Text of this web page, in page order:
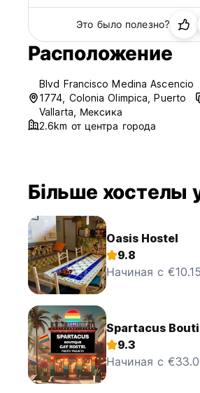
Это было полезно?
Расположение
Blvd Francisco Medina Ascencio
1774, Colonia Olimpica, Puerto
Vallarta, Мексика
2.6km от центра города
Більше
Oasis Hostel
9.8
Начиная с €10.15
Spartacus
9.3
Начиная с